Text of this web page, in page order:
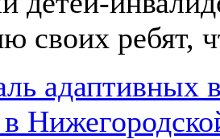
своих ребят,
адаптивных